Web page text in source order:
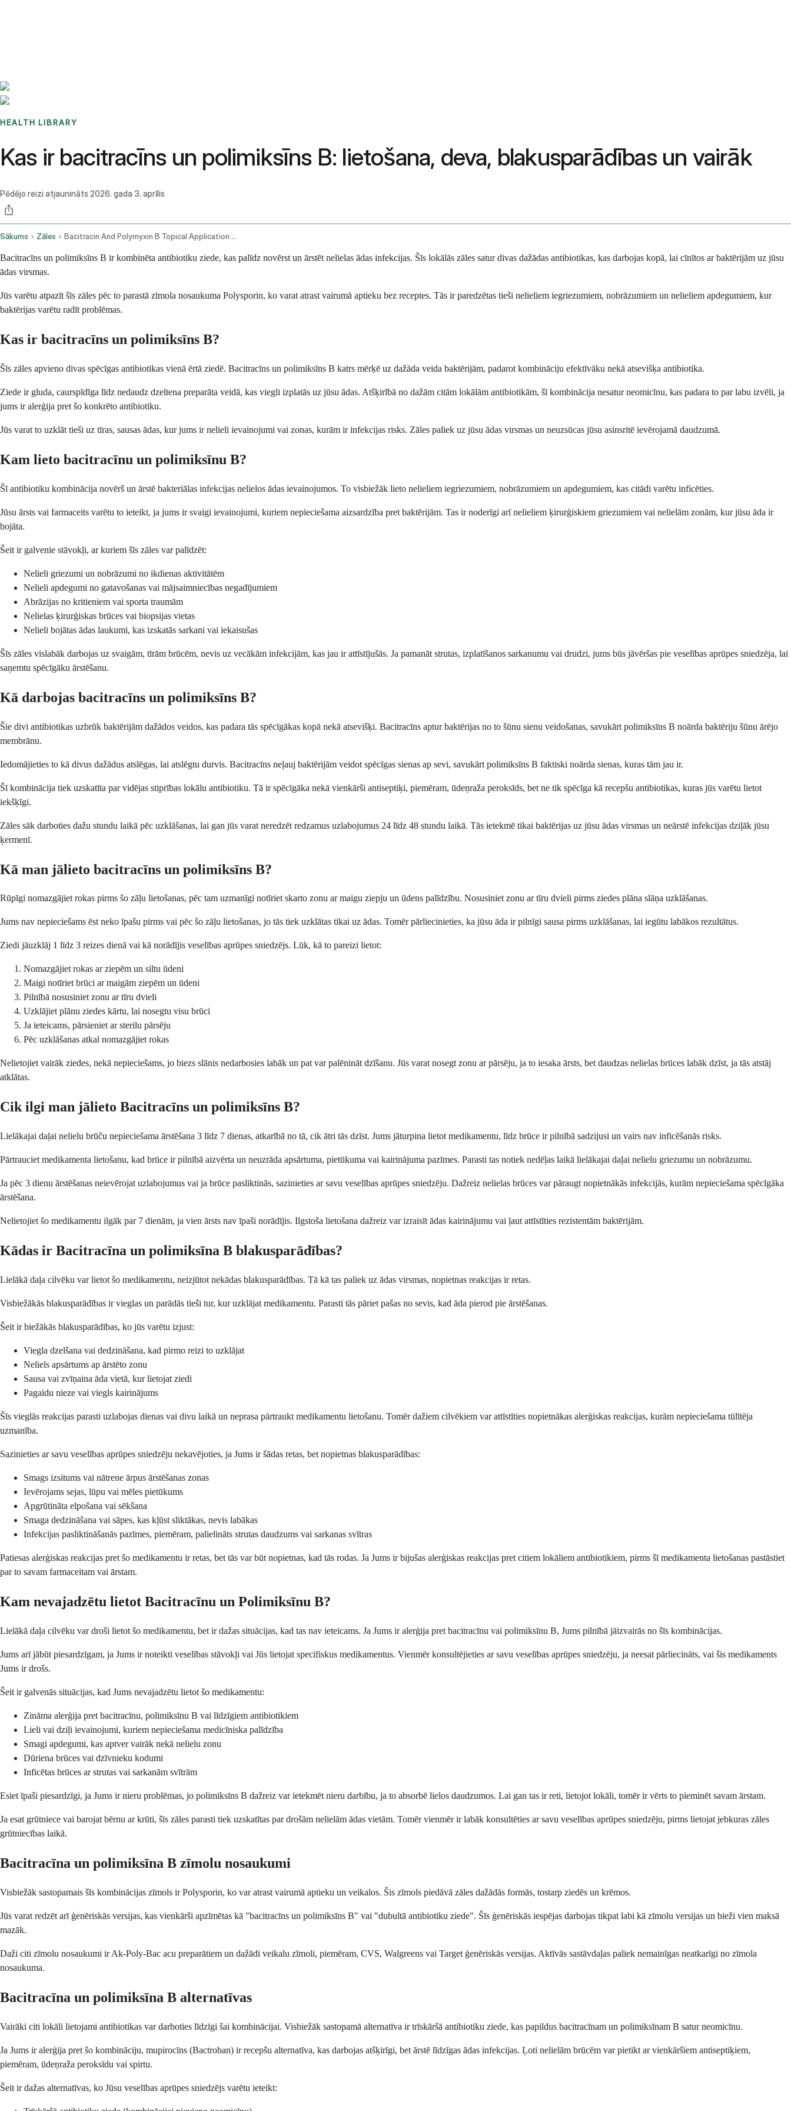
HEALTH LIBRARY
Kas ir bacitracīns un polimiksīns B: lietošana, deva, blakusparādības un vairāk
Pēdējo reizi atjaunināts 2026. gada 3. aprīlis
Sākums Zāles Bacitracin And Polymyxin B Topical Application Route
Bacitracīns un polimiksīns B ir kombinēta antibiotiku ziede, kas palīdz novērst un ārstēt nelielas ādas infekcijas. Šīs lokālās zāles satur divas dažādas antibiotikas, kas darbojas kopā, lai cīnītos ar baktērijām uz jūsu
ādas virsmas.
Jūs varētu atpazīt šīs zāles pēc to parastā zīmola nosaukuma Polysporin, ko varat atrast vairumā aptieku bez receptes. Tās ir paredzētas tieši nelieliem iegriezumiem, nobrāzumiem un nelieliem apdegumiem, kur
baktērijas varētu radīt problēmas.
Kas ir bacitracīns un polimiksīns B?
Šīs zāles apvieno divas spēcīgas antibiotikas vienā ērtā ziedē. Bacitracīns un polimiksīns B katrs mērķē uz dažāda veida baktērijām, padarot kombināciju efektīvāku nekā atsevišķa antibiotika.
Ziede ir gluda, caurspīdīga līdz nedaudz dzeltena preparāta veidā, kas viegli izplatās uz jūsu ādas. Atšķirībā no dažām citām lokālām antibiotikām, šī kombinācija nesatur neomicīnu, kas padara to par labu izvēli, ja
jums ir alerģija pret šo konkrēto antibiotiku.
Jūs varat to uzklāt tieši uz tīras, sausas ādas, kur jums ir nelieli ievainojumi vai zonas, kurām ir infekcijas risks. Zāles paliek uz jūsu ādas virsmas un neuzsūcas jūsu asinsritē ievērojamā daudzumā.
Kam lieto bacitracīnu un polimiksīnu B?
Šī antibiotiku kombinācija novērš un ārstē bakteriālas infekcijas nelielos ādas ievainojumos. To visbiežāk lieto nelieliem iegriezumiem, nobrāzumiem un apdegumiem, kas citādi varētu inficēties.
Jūsu ārsts vai farmaceits varētu to ieteikt, ja jums ir svaigi ievainojumi, kuriem nepieciešama aizsardzība pret baktērijām. Tas ir noderīgi arī nelieliem ķirurģiskiem griezumiem vai nelielām zonām, kur jūsu āda ir
bojāta.
Šeit ir galvenie stāvokļi, ar kuriem šīs zāles var palīdzēt:
Nelieli griezumi un nobrāzumi no ikdienas aktivitātēm
Nelieli apdegumi no gatavošanas vai mājsaimniecības negadījumiem
Abrāzijas no kritieniem vai sporta traumām
Nelielas ķirurģiskas brūces vai biopsijas vietas
Nelieli bojātas ādas laukumi, kas izskatās sarkani vai iekaisušas
Šīs zāles vislabāk darbojas uz svaigām, tīrām brūcēm, nevis uz vecākām infekcijām, kas jau ir attīstījušās. Ja pamanāt strutas, izplatīšanos sarkanumu vai drudzi, jums būs jāvēršas pie veselības aprūpes sniedzēja, lai
saņemtu spēcīgāku ārstēšanu.
Kā darbojas bacitracīns un polimiksīns B?
Šie divi antibiotikas uzbrūk baktērijām dažādos veidos, kas padara tās spēcīgākas kopā nekā atsevišķi. Bacitracīns aptur baktērijas no to šūnu sienu veidošanas, savukārt polimiksīns B noārda baktēriju šūnu ārējo
membrānu.
Iedomājieties to kā divus dažādus atslēgas, lai atslēgtu durvis. Bacitracīns neļauj baktērijām veidot spēcīgas sienas ap sevi, savukārt polimiksīns B faktiski noārda sienas, kuras tām jau ir.
Šī kombinācija tiek uzskatīta par vidējas stiprības lokālu antibiotiku. Tā ir spēcīgāka nekā vienkārši antiseptiķi, piemēram, ūdeņraža peroksīds, bet ne tik spēcīga kā recepšu antibiotikas, kuras jūs varētu lietot
iekšķīgi.
Zāles sāk darboties dažu stundu laikā pēc uzklāšanas, lai gan jūs varat neredzēt redzamus uzlabojumus 24 līdz 48 stundu laikā. Tās ietekmē tikai baktērijas uz jūsu ādas virsmas un neārstē infekcijas dziļāk jūsu
ķermenī.
Kā man jālieto bacitracīns un polimiksīns B?
Rūpīgi nomazgājiet rokas pirms šo zāļu lietošanas, pēc tam uzmanīgi notīriet skarto zonu ar maigu ziepju un ūdens palīdzību. Nosusiniet zonu ar tīru dvieli pirms ziedes plāna slāņa uzklāšanas.
Jums nav nepieciešams ēst neko īpašu pirms vai pēc šo zāļu lietošanas, jo tās tiek uzklātas tikai uz ādas. Tomēr pārliecinieties, ka jūsu āda ir pilnīgi sausa pirms uzklāšanas, lai iegūtu labākos rezultātus.
Ziedi jāuzklāj 1 līdz 3 reizes dienā vai kā norādījis veselības aprūpes sniedzējs. Lūk, kā to pareizi lietot:
Nomazgājiet rokas ar ziepēm un siltu ūdeni
Maigi notīriet brūci ar maigām ziepēm un ūdeni
Pilnībā nosusiniet zonu ar tīru dvieli
Uzklājiet plānu ziedes kārtu, lai nosegtu visu brūci
Ja ieteicams, pārsieniet ar sterilu pārsēju
Pēc uzklāšanas atkal nomazgājiet rokas
Nelietojiet vairāk ziedes, nekā nepieciešams, jo biezs slānis nedarbosies labāk un pat var palēnināt dzīšanu. Jūs varat nosegt zonu ar pārsēju, ja to iesaka ārsts, bet daudzas nelielas brūces labāk dzīst, ja tās atstāj
atklātas.
Cik ilgi man jālieto Bacitracīns un polimiksīns B?
Lielākajai daļai nelielu brūču nepieciešama ārstēšana 3 līdz 7 dienas, atkarībā no tā, cik ātri tās dzīst. Jums jāturpina lietot medikamentu, līdz brūce ir pilnībā sadzijusi un vairs nav inficēšanās risks.
Pārtrauciet medikamenta lietošanu, kad brūce ir pilnībā aizvērta un neuzrāda apsārtuma, pietūkuma vai kairinājuma pazīmes. Parasti tas notiek nedēļas laikā lielākajai daļai nelielu griezumu un nobrāzumu.
Ja pēc 3 dienu ārstēšanas neievērojat uzlabojumus vai ja brūce pasliktinās, sazinieties ar savu veselības aprūpes sniedzēju. Dažreiz nelielas brūces var pāraugt nopietnākās infekcijās, kurām nepieciešama spēcīgāka
ārstēšana.
Nelietojiet šo medikamentu ilgāk par 7 dienām, ja vien ārsts nav īpaši norādījis. Ilgstoša lietošana dažreiz var izraisīt ādas kairinājumu vai ļaut attīstīties rezistentām baktērijām.
Kādas ir Bacitracīna un polimiksīna B blakusparādības?
Lielākā daļa cilvēku var lietot šo medikamentu, neizjūtot nekādas blakusparādības. Tā kā tas paliek uz ādas virsmas, nopietnas reakcijas ir retas.
Visbiežākās blakusparādības ir vieglas un parādās tieši tur, kur uzklājat medikamentu. Parasti tās pāriet pašas no sevis, kad āda pierod pie ārstēšanas.
Šeit ir biežākās blakusparādības, ko jūs varētu izjust:
Viegla dzelšana vai dedzināšana, kad pirmo reizi to uzklājat
Neliels apsārtums ap ārstēto zonu
Sausa vai zvīņaina āda vietā, kur lietojat ziedi
Pagaidu nieze vai viegls kairinājums
Šīs vieglās reakcijas parasti uzlabojas dienas vai divu laikā un neprasa pārtraukt medikamentu lietošanu. Tomēr dažiem cilvēkiem var attīstīties nopietnākas alerģiskas reakcijas, kurām nepieciešama tūlītēja
uzmanība.
Sazinieties ar savu veselības aprūpes sniedzēju nekavējoties, ja Jums ir šādas retas, bet nopietnas blakusparādības:
Smags izsitums vai nātrene ārpus ārstēšanas zonas
Ievērojams sejas, lūpu vai mēles pietūkums
Apgrūtināta elpošana vai sēkšana
Smaga dedzināšana vai sāpes, kas kļūst sliktākas, nevis labākas
Infekcijas pasliktināšanās pazīmes, piemēram, palielināts strutas daudzums vai sarkanas svītras
Patiesas alerģiskas reakcijas pret šo medikamentu ir retas, bet tās var būt nopietnas, kad tās rodas. Ja Jums ir bijušas alerģiskas reakcijas pret citiem lokāliem antibiotikiem, pirms šī medikamenta lietošanas pastāstiet
par to savam farmaceitam vai ārstam.
Kam nevajadzētu lietot Bacitracīnu un Polimiksīnu B?
Lielākā daļa cilvēku var droši lietot šo medikamentu, bet ir dažas situācijas, kad tas nav ieteicams. Ja Jums ir alerģija pret bacitracīnu vai polimiksīnu B, Jums pilnībā jāizvairās no šīs kombinācijas.
Jums arī jābūt piesardzīgam, ja Jums ir noteikti veselības stāvokļi vai Jūs lietojat specifiskus medikamentus. Vienmēr konsultējieties ar savu veselības aprūpes sniedzēju, ja neesat pārliecināts, vai šis medikaments
Jums ir drošs.
Šeit ir galvenās situācijas, kad Jums nevajadzētu lietot šo medikamentu:
Zināma alerģija pret bacitracīnu, polimiksīnu B vai līdzīgiem antibiotikiem
Lieli vai dziļi ievainojumi, kuriem nepieciešama medicīniska palīdzība
Smagi apdegumi, kas aptver vairāk nekā nelielu zonu
Dūriena brūces vai dzīvnieku kodumi
Inficētas brūces ar strutas vai sarkanām svītrām
Esiet īpaši piesardzīgi, ja Jums ir nieru problēmas, jo polimiksīns B dažreiz var ietekmēt nieru darbību, ja to absorbē lielos daudzumos. Lai gan tas ir reti, lietojot lokāli, tomēr ir vērts to pieminēt savam ārstam.
Ja esat grūtniece vai barojat bērnu ar krūti, šīs zāles parasti tiek uzskatītas par drošām nelielām ādas vietām. Tomēr vienmēr ir labāk konsultēties ar savu veselības aprūpes sniedzēju, pirms lietojat jebkuras zāles
grūtniecības laikā.
Bacitracīna un polimiksīna B zīmolu nosaukumi
Visbiežāk sastopamais šīs kombinācijas zīmols ir Polysporin, ko var atrast vairumā aptieku un veikalos. Šis zīmols piedāvā zāles dažādās formās, tostarp ziedēs un krēmos.
Jūs varat redzēt arī ģenēriskās versijas, kas vienkārši apzīmētas kā "bacitracīns un polimiksīns B" vai "dubultā antibiotiku ziede". Šīs ģenēriskās iespējas darbojas tikpat labi kā zīmolu versijas un bieži vien maksā
mazāk.
Daži citi zīmolu nosaukumi ir Ak-Poly-Bac acu preparātiem un dažādi veikalu zīmoli, piemēram, CVS, Walgreens vai Target ģenēriskās versijas. Aktīvās sastāvdaļas paliek nemainīgas neatkarīgi no zīmola
nosaukuma.
Bacitracīna un polimiksīna B alternatīvas
Vairāki citi lokāli lietojami antibiotikas var darboties līdzīgi šai kombinācijai. Visbiežāk sastopamā alternatīva ir trīskāršā antibiotiku ziede, kas papildus bacitracīnam un polimiksīnam B satur neomicīnu.
Ja Jums ir alerģija pret šo kombināciju, mupirocīns (Bactroban) ir recepšu alternatīva, kas darbojas atšķirīgi, bet ārstē līdzīgas ādas infekcijas. Ļoti nelielām brūcēm var pietikt ar vienkāršiem antiseptiķiem,
piemēram, ūdeņraža peroksīdu vai spirtu.
Šeit ir dažas alternatīvas, ko Jūsu veselības aprūpes sniedzējs varētu ieteikt: